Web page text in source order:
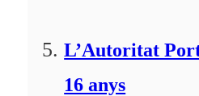
L’Autoritat
16 anys